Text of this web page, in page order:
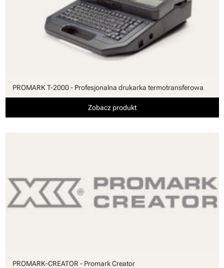
PROMARK T-2000 - Profesjonalna drukarka termotransferowa
Zobacz produkt
PROMARK-CREATOR - Promark Creator